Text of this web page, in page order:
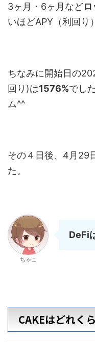
3ヶ月・6ヶ月など
いほどAPY（利回り
ちなみに開始日の
回り)は1576%でし
ム^^
その４日後、4月29
た。
ちゃこ
DeFi
CAKEはどれく